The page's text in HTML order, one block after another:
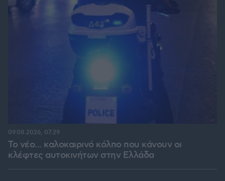
Το νέο... καλοκαιρινό κόλπο που κάνουν οι
κλέφτες αυτοκινήτων στην Ελλάδα
09.08.2026, 07:29